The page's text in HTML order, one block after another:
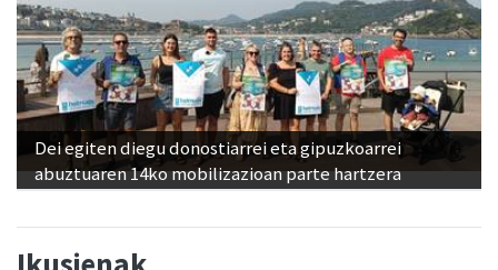
Dei egiten diegu donostiarrei eta gipuzkoarrei
abuztuaren 14ko mobilizazioan parte hartzera